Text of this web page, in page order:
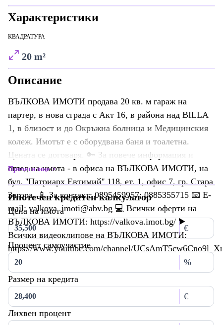
Характеристики
КВАДРАТУРА
20 m²
Описание
ВЪЛКОВА ИМОТИ продава 20 кв. м гараж на
партер, в нова сграда с Акт 16, в района над BILLA
1, в близост и до Окръжна болница и Медицинския
колеж. Имотът е с оборудвана баня и тоалетна.
Цената се договаря. 🔑 За повече информация и
оглед на имота - в офиса на ВЪЛКОВА ИМОТИ, на
бул. ''Патриарх Евтимий'' 118, ет. 1, офис 7, гр. Стара
Загора. 📱 За контакт: 0895459957; 0885355715 📧 Е-
mail: valkova_imoti@abv.bg 💻 Всички оферти на
ВЪЛКОВА ИМОТИ: https://valkova.imot.bg/ ▶️
Всички видеоклипове на ВЪЛКОВА ИМОТИ:
https://www.youtube.com/channel/
Прочети още
Ипотечен кредитен калкулатор
Цена на имота
€
Процент самоучастие
%
Размер на кредита
€
Лихвен процент